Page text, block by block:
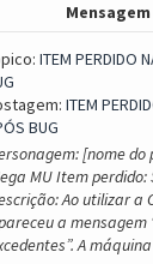
Mensagem
ITEM PERDIDO
ITEM
BUG
[nome do
MU Item perdido:
Ao utilizar a
a mensagem
A